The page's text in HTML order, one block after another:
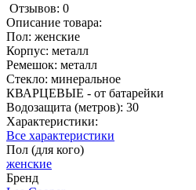
Отзывов: 0
Описание товара:
Пол: женские
Корпус: металл
Ремешок: металл
Стекло: минеральное
КВАРЦЕВЫЕ - от батарейки
Водозащита (метров): 30
Характеристики:
Все характеристики
Пол (для кого)
женские
Бренд